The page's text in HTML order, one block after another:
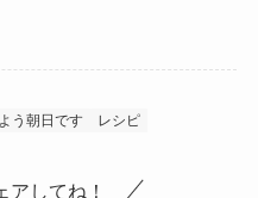
う朝日です レシピ
アしてね！